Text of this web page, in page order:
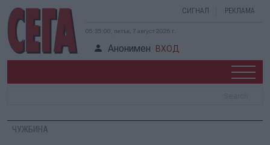
СИГНАЛ РЕКЛАМА
05:35:00, петък, 7 август 2026 г.
Анонимен ВХОД
ЧУЖБИНА